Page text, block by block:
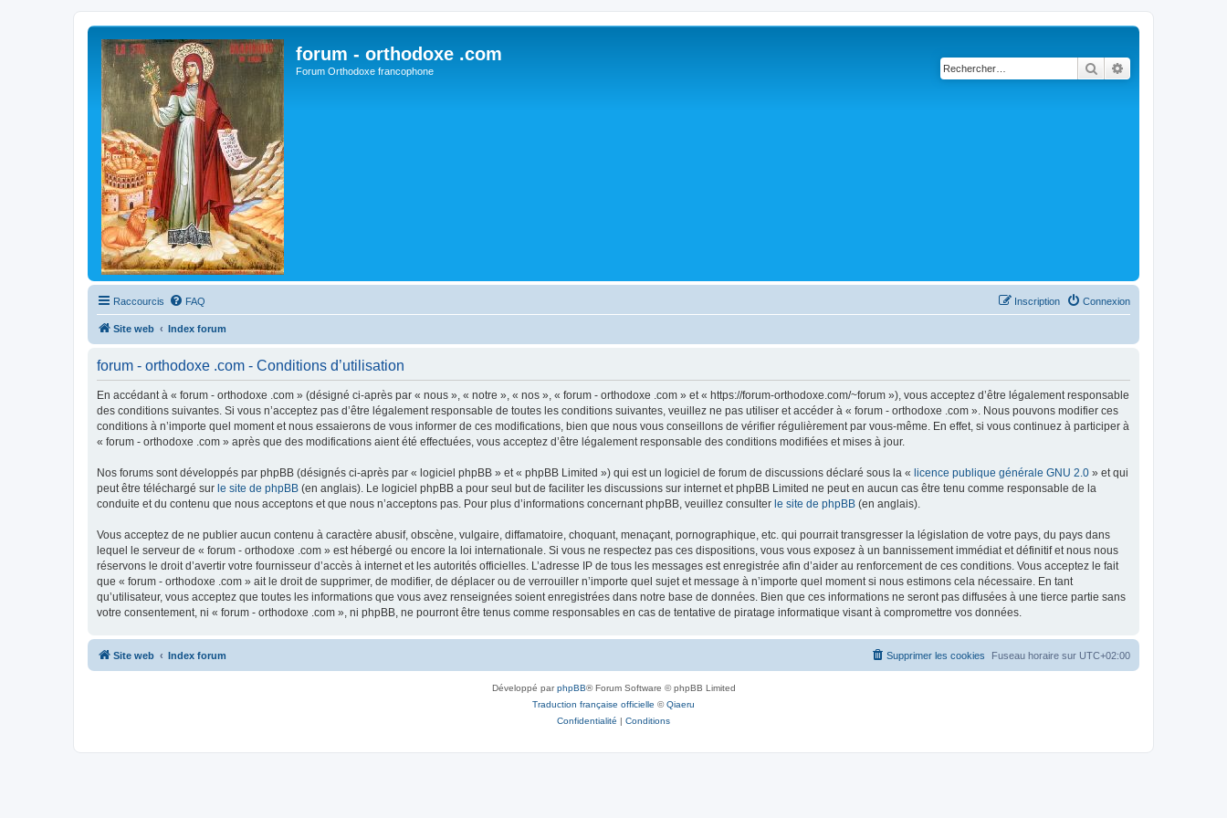
forum - orthodoxe .com
Forum Orthodoxe francophone Rechercher
Raccourcis FAQ Connexion
Inscription
Site web Index forum
forum - orthodoxe .com - Conditions d’utilisation
En accédant à « forum - orthodoxe .com » (désigné ci-après par « nous », « notre », « nos », « forum - orthodoxe .com » et « https://forum-orthodoxe.com/~forum »), vous acceptez d’être légalement responsable
des conditions suivantes. Si vous n’acceptez pas d’être légalement responsable de toutes les conditions suivantes, veuillez ne pas utiliser et accéder à « forum - orthodoxe .com ». Nous pouvons modifier ces
conditions à n’importe quel moment et nous essaierons de vous informer de ces modifications, bien que nous vous conseillons de vérifier régulièrement par vous-même. En effet, si vous continuez à participer à
« forum - orthodoxe .com » après que des modifications aient été effectuées, vous acceptez d’être légalement responsable des conditions modifiées et mises à jour.
Nos forums sont développés par phpBB (désignés ci-après par « logiciel phpBB » et « phpBB Limited ») qui est un logiciel de forum de discussions déclaré sous la « licence publique générale GNU 2.0 » et qui
peut être téléchargé sur le site de phpBB (en anglais). Le logiciel phpBB a pour seul but de faciliter les discussions sur internet et phpBB Limited ne peut en aucun cas être tenu comme responsable de la
conduite et du contenu que nous acceptons et que nous n’acceptons pas. Pour plus d’informations concernant phpBB, veuillez consulter le site de phpBB (en anglais).
Vous acceptez de ne publier aucun contenu à caractère abusif, obscène, vulgaire, diffamatoire, choquant, menaçant, pornographique, etc. qui pourrait transgresser la législation de votre pays, du pays dans
lequel le serveur de « forum - orthodoxe .com » est hébergé ou encore la loi internationale. Si vous ne respectez pas ces dispositions, vous vous exposez à un bannissement immédiat et définitif et nous nous
réservons le droit d’avertir votre fournisseur d’accès à internet et les autorités officielles. L’adresse IP de tous les messages est enregistrée afin d’aider au renforcement de ces conditions. Vous acceptez le fait
que « forum - orthodoxe .com » ait le droit de supprimer, de modifier, de déplacer ou de verrouiller n’importe quel sujet et message à n’importe quel moment si nous estimons cela nécessaire. En tant
qu’utilisateur, vous acceptez que toutes les informations que vous avez renseignées soient enregistrées dans notre base de données. Bien que ces informations ne seront pas diffusées à une tierce partie sans
votre consentement, ni « forum - orthodoxe .com », ni phpBB, ne pourront être tenus comme responsables en cas de tentative de piratage informatique visant à compromettre vos données.
Site web Index forum Fuseau horaire sur UTC+02:00
Supprimer les cookies
Développé parphpBB® Forum Software © phpBB Limited
Traduction française officielle ©Qiaeru
Confidentialité | Conditions